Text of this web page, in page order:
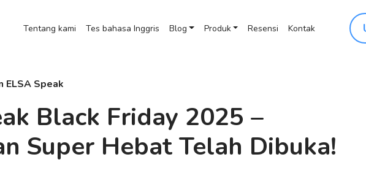
Tentang kami Tes bahasa Inggris Blog Produk Resensi Kontak
ELSA Speak
Black Friday 2025 –
Super Hebat Telah Dibuka!